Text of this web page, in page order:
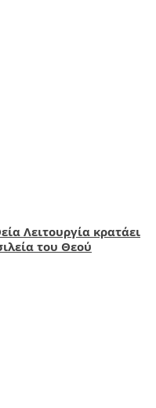
Λειτουργία κρατάει
του Θεού